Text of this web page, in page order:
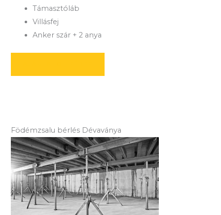
Támasztóláb
Villásfej
Anker szár + 2 anya
Födémzsalu bérlés Dévaványa